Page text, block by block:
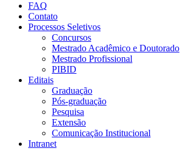
FAQ
Contato
Processos Seletivos
Concursos
Mestrado Acadêmico e Doutorado
Mestrado Profissional
PIBID
Editais
Graduação
Pós-graduação
Pesquisa
Extensão
Comunicação Institucional
Intranet